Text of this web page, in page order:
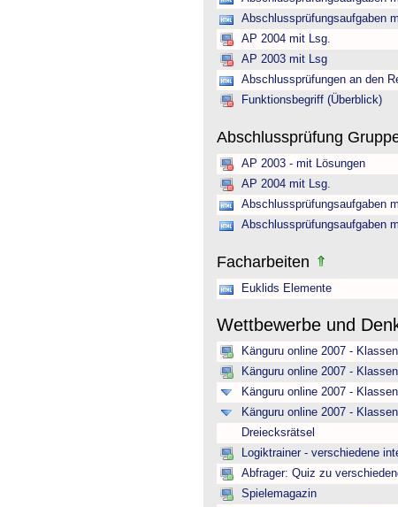
Abschlussprüfungsaufgaben
AP 2004 mit Lsg.
AP 2003 mit Lsg
Abschlussprüfungen an den
Funktionsbegriff (Überblick)
Abschlussprüfung
AP 2003 - mit Lösungen
AP 2004 mit Lsg.
Abschlussprüfungsaufgaben
Abschlussprüfungsaufgaben
Facharbeiten
Euklids Elemente
Wettbewerbe und
Känguru online 2007 -
Känguru online 2007 -
Känguru online 2007 -
Känguru online 2007 -
Dreiecksrätsel
Logiktrainer - verschiedene
Abfrager: Quiz zu
Spielemagazin